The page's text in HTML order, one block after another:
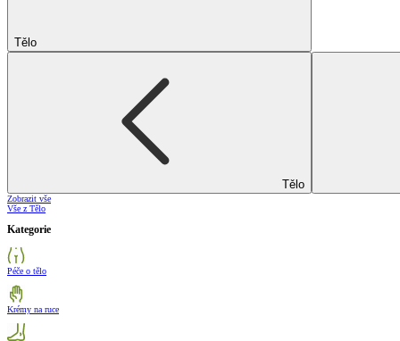
Tělo
Tělo
Zobrazit vše
Vše z Tělo
Kategorie
Péče o tělo
Krémy na ruce